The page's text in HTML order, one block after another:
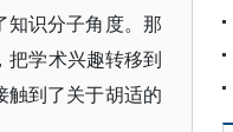
知识分子角度。那
把学术兴趣转移到
触到了关于胡适的